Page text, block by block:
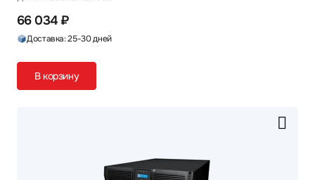
66 034 ₽
Доставка: 25-30 дней
В корзину